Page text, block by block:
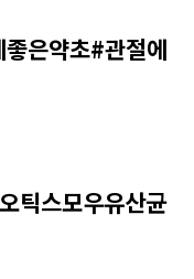
은약초#관절에
틱스모우유산균